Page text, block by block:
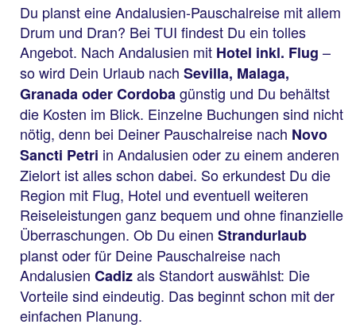
Du planst eine Andalusien-Pauschalreise mit allem
Drum und Dran? Bei TUI findest Du ein tolles
Angebot. Nach Andalusien mit Hotel inkl. Flug –
so wird Dein Urlaub nach Sevilla, Malaga,
Granada oder Cordobagünstig und Du behältst
die Kosten im Blick. Einzelne Buchungen sind nicht
nötig, denn bei Deiner Pauschalreise nach Novo
Sancti Petri in Andalusien oder zu einem anderen
Zielort ist alles schon dabei. So erkundest Du die
Region mit Flug, Hotel und eventuell weiteren
Reiseleistungen ganz bequem und ohne finanzielle
Überraschungen. Ob Du einen Strandurlaub
planst oder für Deine Pauschalreise nach
Andalusien Cadizals Standort auswählst: Die
Vorteile sind eindeutig. Das beginnt schon mit der
einfachen Planung.